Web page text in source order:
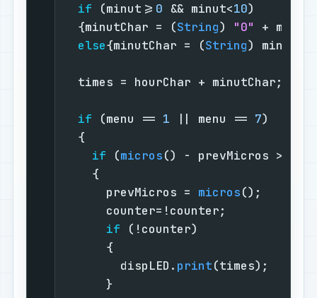
if (minut>= 0 && minut<10
  {minutChar = (
String) "0"
+
else{minutChar = (String)
times =
if (menu == 1 || menu == 7
if (micros() - prevMicros >
      prevMicros =
micros
if
        dispLED.
print